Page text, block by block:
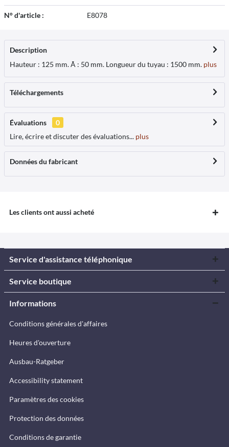
N° d'article : E8078
Description
Hauteur : 125 mm. Ã : 50 mm. Longueur du tuyau : 1500 mm. plus
Téléchargements
Évaluations
0
Lire, écrire et discuter des évaluations... plus
Données du fabricant
Les clients ont aussi acheté
Service d'assistance téléphonique
Service boutique
Informations
Conditions générales d'affaires
Heures d'ouverture
Ausbau-Ratgeber
Accessibility statement
Paramètres des cookies
Protection des données
Conditions de garantie